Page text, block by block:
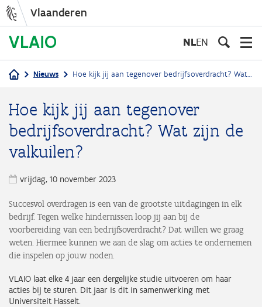
inhoud
Vlaanderen
NLEN
Nieuws Hoe kijk jij aan tegenover bedrijfsoverdracht? Wat zijn de valkuilen?
Hoe kijk jij aan tegenover
bedrijfsoverdracht? Wat zijn de
valkuilen?
vrijdag, 10 november 2023
Succesvol overdragen is een van de grootste uitdagingen in elk
bedrijf. Tegen welke hindernissen loop jij aan bij de
voorbereiding van een bedrijfsoverdracht? Dat willen we graag
weten. Hiermee kunnen we aan de slag om acties te ondernemen
die inspelen op jouw noden.
VLAIO laat elke 4 jaar een dergelijke studie uitvoeren om haar
acties bij te sturen. Dit jaar is dit in samenwerking met
Universiteit Hasselt.